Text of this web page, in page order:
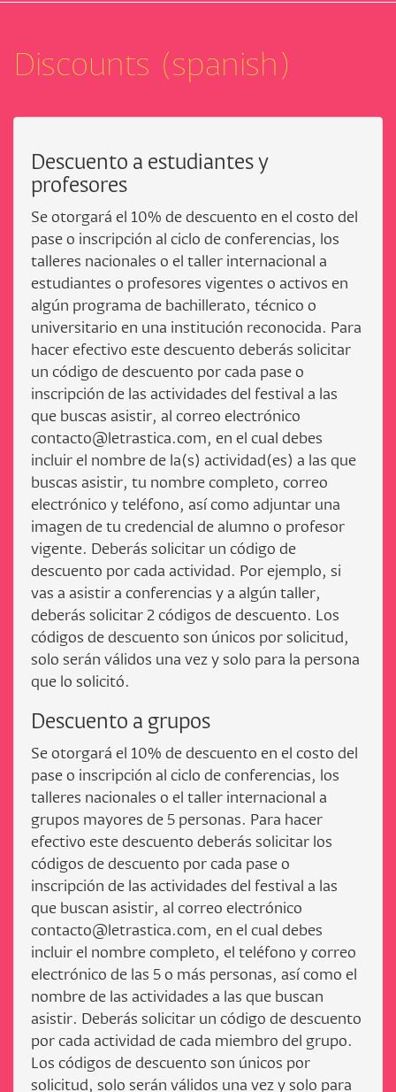
Discounts (spanish)
Descuento a estudiantes y
profesores
Se otorgará el 10% de descuento en el costo del
pase o inscripción al ciclo de conferencias, los
talleres nacionales o el taller internacional a
estudiantes o profesores vigentes o activos en
algún programa de bachillerato, técnico o
universitario en una institución reconocida. Para
hacer efectivo este descuento deberás solicitar
un código de descuento por cada pase o
inscripción de las actividades del festival a las
que buscas asistir, al correo electrónico
contacto@letrastica.com, en el cual debes
incluir el nombre de la(s) actividad(es) a las que
buscas asistir, tu nombre completo, correo
electrónico y teléfono, así como adjuntar una
imagen de tu credencial de alumno o profesor
vigente. Deberás solicitar un código de
descuento por cada actividad. Por ejemplo, si
vas a asistir a conferencias y a algún taller,
deberás solicitar 2 códigos de descuento. Los
códigos de descuento son únicos por solicitud,
solo serán válidos una vez y solo para la persona
que lo solicitó.
Descuento a grupos
Se otorgará el 10% de descuento en el costo del
pase o inscripción al ciclo de conferencias, los
talleres nacionales o el taller internacional a
grupos mayores de 5 personas. Para hacer
efectivo este descuento deberás solicitar los
códigos de descuento por cada pase o
inscripción de las actividades del festival a las
que buscan asistir, al correo electrónico
contacto@letrastica.com, en el cual debes
incluir el nombre completo, el teléfono y correo
electrónico de las 5 o más personas, así como el
nombre de las actividades a las que buscan
asistir. Deberás solicitar un código de descuento
por cada actividad de cada miembro del grupo.
Los códigos de descuento son únicos por
solicitud, solo serán válidos una vez y solo para